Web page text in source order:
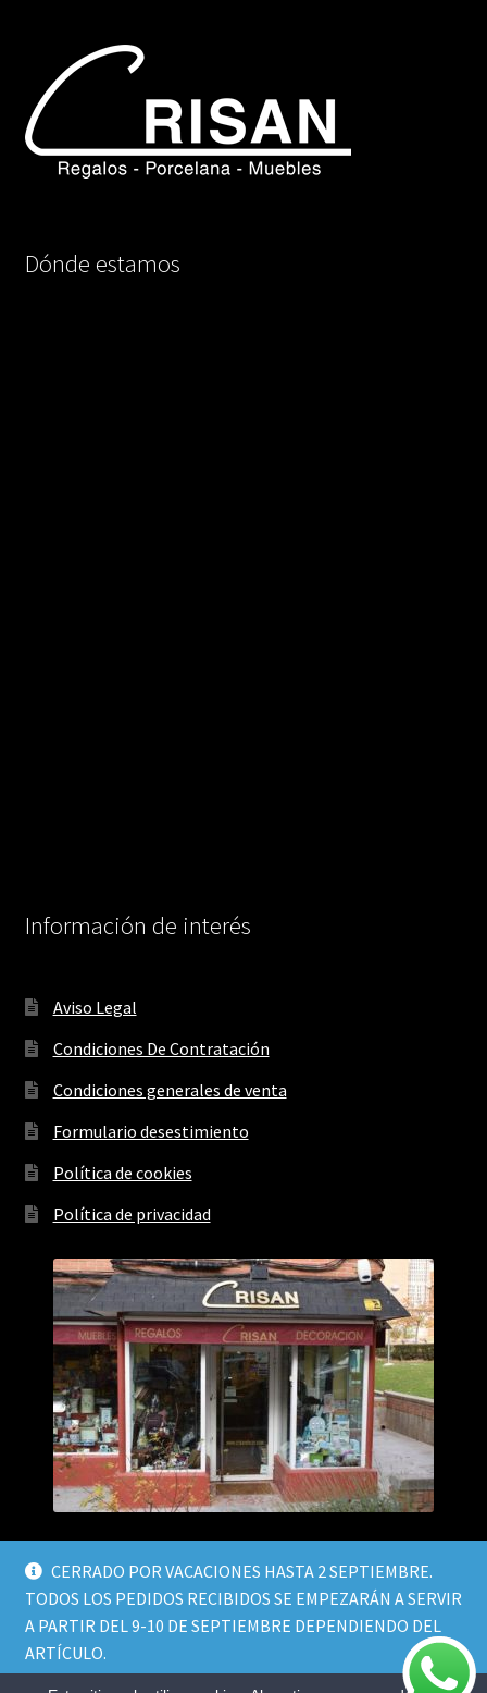
CERRADO POR VACACIONES HASTA 2 SEPTIEMBRE.
TODOS LOS PEDIDOS RECIBIDOS SE EMPEZARÁN A SERVIR
A PARTIR DEL 9-10 DE SEPTIEMBRE DEPENDIENDO DEL
ARTÍCULO.
Descartar
Dónde estamos
Información de interés
Aviso Legal
Condiciones De Contratación
Condiciones generales de venta
Formulario desestimiento
Política de cookies
Política de privacidad
© Crisan Decor 2026
Política de privacidad